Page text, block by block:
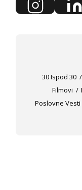
30 Ispod 30
Filmovi
Poslovne Vesti